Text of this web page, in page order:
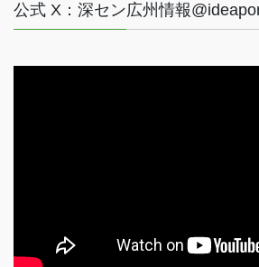
公式 X：深セン広州情報